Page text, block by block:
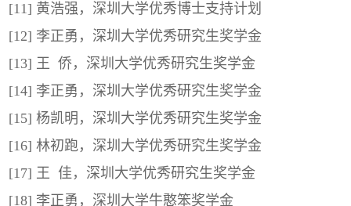
[11] 黄浩强，深圳大学优秀博士支持计划
[12] 李正勇，深圳大学优秀研究生奖学金
[13] 王 侨，深圳大学优秀研究生奖学金
[14] 李正勇，深圳大学优秀研究生奖学金
[15] 杨凯明，深圳大学优秀研究生奖学金
[16] 林初跑，深圳大学优秀研究生奖学金
[17] 王 佳，深圳大学优秀研究生奖学金
[18] 李正勇，深圳大学牛憨笨奖学金